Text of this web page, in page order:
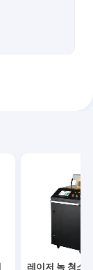
레이저 녹 청소